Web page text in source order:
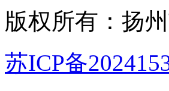
版权所有：扬
苏ICP备